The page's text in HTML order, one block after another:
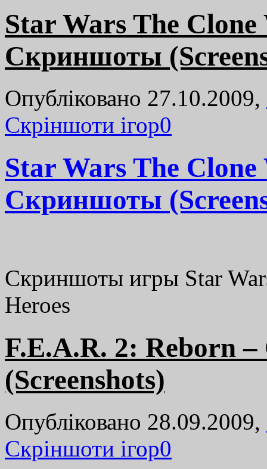
Star Wars The
Скриншоты
Опубліковано 27.10.2009,
Cкріншоти ігор0
Star Wars The
Скриншоты
Скриншоты игры Star
Heroes
F.E.A.R. 2: Reborn
(Screenshots)
Опубліковано 28.09.2009,
Cкріншоти ігор0